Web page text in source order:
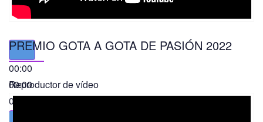
00:00
00:00
01:49
PREMIO GOTA A GOTA DE PASIÓN 2022
Reproductor de vídeo